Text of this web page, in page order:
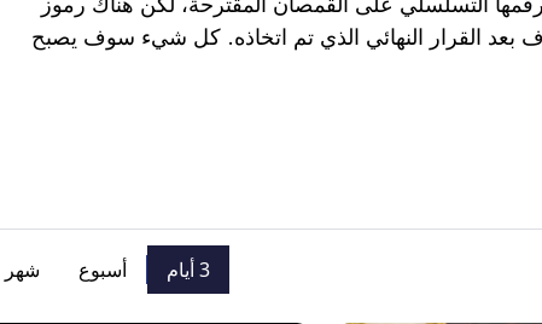
القرار النهائي الذي تم اتخاذه. كل شيء سوف يصبح
3 أيام أسبوع شهر